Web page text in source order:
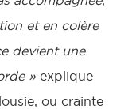
et en colère
devient une
» explique
ou crainte